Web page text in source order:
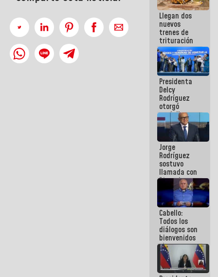
que haces
es
embarrarla
Llegan dos
nuevos
trenes de
trituración
para
optimizar
manejo de
escombros
en La Guaira
Presidenta
Delcy
Rodríguez
otorgó
medalla
"Héroe de
Venezuela"
a servidores
públicos
Jorge
Rodríguez
sostuvo
llamada con
Dinorah
Figuera y
acuerdan
primer
encuentro
presencial
para el
diálogo
Cabello:
Todos los
diálogos son
bienvenidos
siempre que
estén en el
marco de la
Constitución